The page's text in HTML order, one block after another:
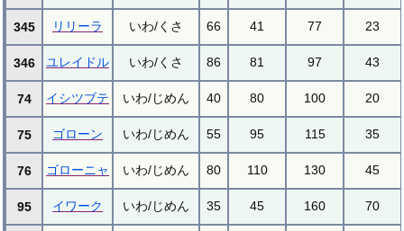
345 リリーラ いわ/くさ 66 41 77 23
346 ユレイドル いわ/くさ 86 81 97 43
74 イシツブテ いわ/じめん 40 80 100 20
75 ゴローン いわ/じめん 55 95 115 35
76 ゴローニャ いわ/じめん 80 110 130 45
95 イワーク いわ/じめん 35 45 160 70